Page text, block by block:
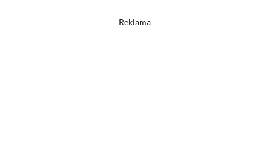
Reklama